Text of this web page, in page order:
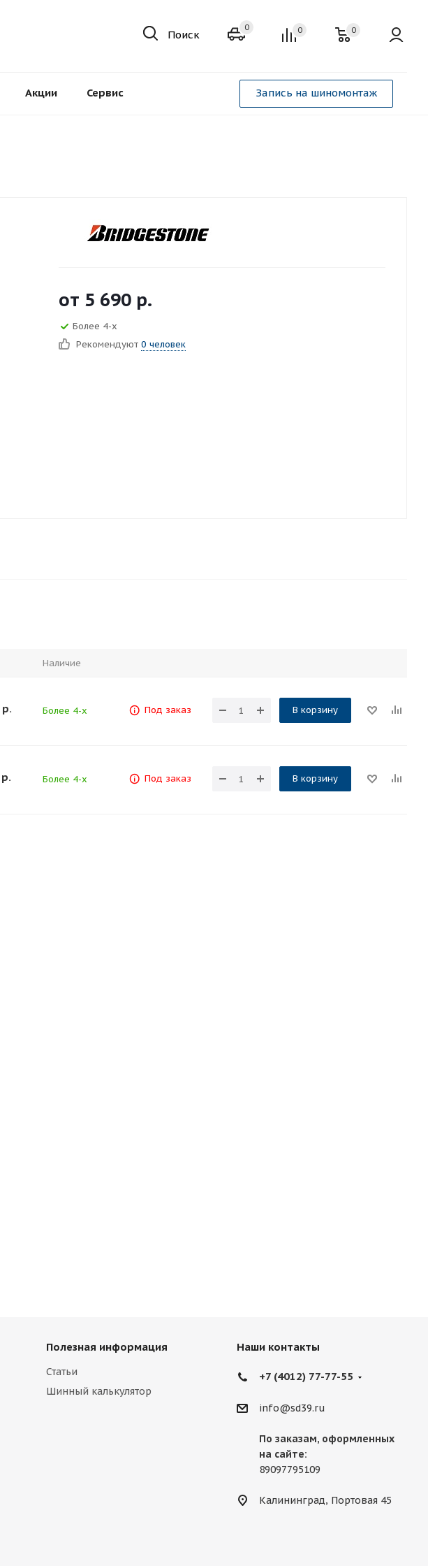
Поиск 0
0 0
Акции Сервис Запись на шиномонтаж
от 5 690 р.
Более 4-х
Рекомендуют 0 человек
Наличие
р. Более 4-х Под заказ В корзину
р. Более 4-х Под заказ В корзину
Полезная информация
Статьи
Шинный калькулятор
Наши контакты
+7 (4012) 77-77-55
info@sd39.ru
По заказам, оформленных
на сайте:
89097795109
Калининград, Портовая 45